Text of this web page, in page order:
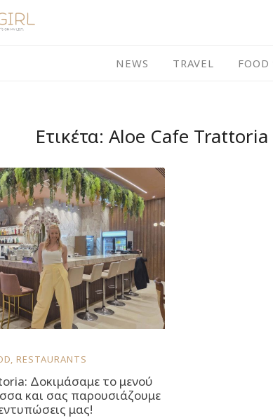
NEWS TRAVEL FOOD
Ετικέτα: Aloe Cafe Trattoria
, RESTAURANTS
Δοκιμάσαμε το μενού
και σας παρουσιάζουμε
μας!